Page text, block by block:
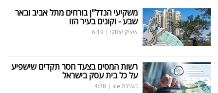
משקיעי הנדל"ן בורחים מתל אביב ובאר
שבע - וקונים בעיר הזו
איציק יצחקי |
6:19
רשות המסים בצעד חסר תקדים שישפיע
על כל בית עסק בישראל
מערכת ice |
4:38